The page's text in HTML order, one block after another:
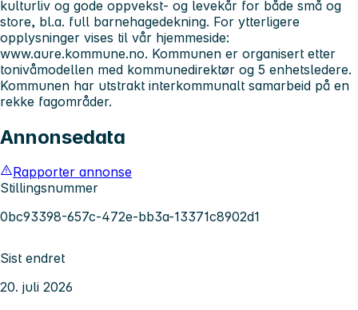
kulturliv og gode oppvekst- og levekår for både små og
store, bl.a. full barnehagedekning. For ytterligere
opplysninger vises til vår hjemmeside:
www.aure.kommune.no. Kommunen er organisert etter
tonivåmodellen med kommunedirektør og 5 enhetsledere.
Kommunen har utstrakt interkommunalt samarbeid på en
rekke fagområder.
Annonsedata
Rapporter annonse
Stillingsnummer
0bc93398-657c-472e-bb3a-13371c8902d1
Sist endret
20. juli 2026